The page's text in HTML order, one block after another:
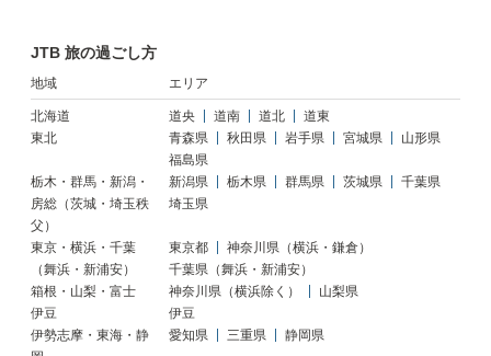
JTB 旅の過ごし方
地域 エリア
北海道 道央 道南 道北
道東
東北
青森県 秋田県 岩手県 宮城県
山形県
福島県
栃木・群馬・新潟・
房総（茨城・埼玉秩
父）
新潟県 栃木県 群馬県 茨城県
千葉県
埼玉県
東京・横浜・千葉
（舞浜・新浦安）
東京都
神奈川県（横浜・鎌倉）
千葉県（舞浜・新浦安）
箱根・山梨・富士
神奈川県（横浜除く）
山梨県
伊豆
伊豆
伊勢志摩・東海・静
愛知県 三重県 静岡県